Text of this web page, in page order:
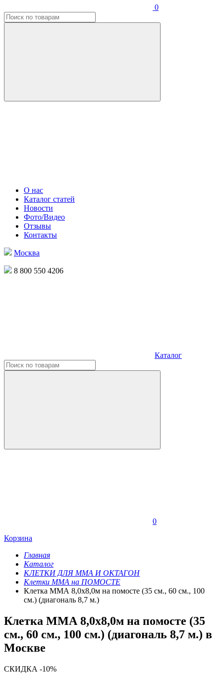
0
О нас
Каталог статей
Новости
Фото/Видео
Отзывы
Контакты
Москва
8 800 550 4206
Каталог
0
Корзина
Главная
Каталог
КЛЕТКИ ДЛЯ ММА И ОКТАГОН
Клетки ММА на ПОМОСТЕ
Клетка ММА 8,0х8,0м на помосте (35 см., 60 см., 100
см.) (диагональ 8,7 м.)
Клетка ММА 8,0х8,0м на помосте (35
см., 60 см., 100 см.) (диагональ 8,7 м.) в
Москве
СКИДКА -10%